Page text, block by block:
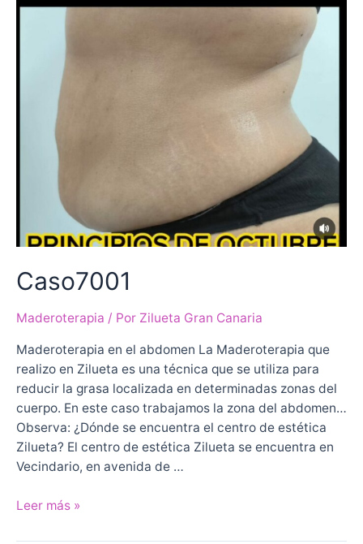
Caso7001
Maderoterapia / Por Zilueta Gran Canaria
Maderoterapia en el abdomen La Maderoterapia que
realizo en Zilueta es una técnica que se utiliza para
reducir la grasa localizada en determinadas zonas del
cuerpo. En este caso trabajamos la zona del abdomen…
Observa: ¿Dónde se encuentra el centro de estética
Zilueta? El centro de estética Zilueta se encuentra en
Vecindario, en avenida de …
Caso7001
Leer más »